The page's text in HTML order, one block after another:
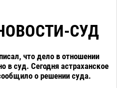
СУД
что дело в отношении
в суд. Сегодня астраханское
о решении суда.